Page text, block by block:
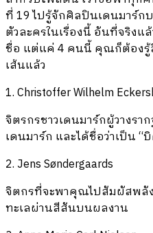
ที่ 19 ไปรู้จักศิลปินเดนมาร์ก
ตัวละครในเรื่องนี้ อันที่จริง
ชื่อ แต่แค่ 4 คนนี้ คุณก็ต้องรู้
เส้นแล้ว
1. Christoffer Wilhelm
จิตรกรชาวเดนมาร์กผู้วางร
เดนมาร์ก และได้ชื่อว่าเป็น
2. Jens Søndergaards
จิตกรที่จะพาคุณไปสัมผัสพลั
ทะเลผ่านสีสันบนผลงาน